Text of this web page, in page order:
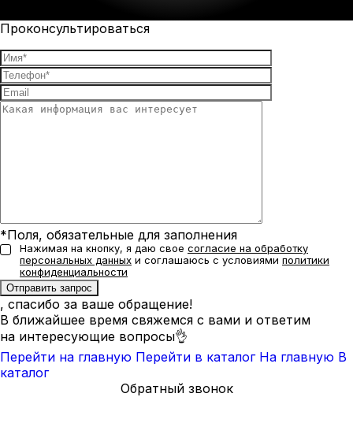
Проконсультироваться
*Поля, обязательные для заполнения
Нажимая на кнопку, я даю свое согласие на обработку
персональных данных и соглашаюсь с условиями политики
конфиденциальности
, спасибо за ваше обращение!
В ближайшее время свяжемся с вами и ответим
на интересующие вопросы👌
Перейти на главную Перейти в каталог На главную В
каталог
Обратный звонок